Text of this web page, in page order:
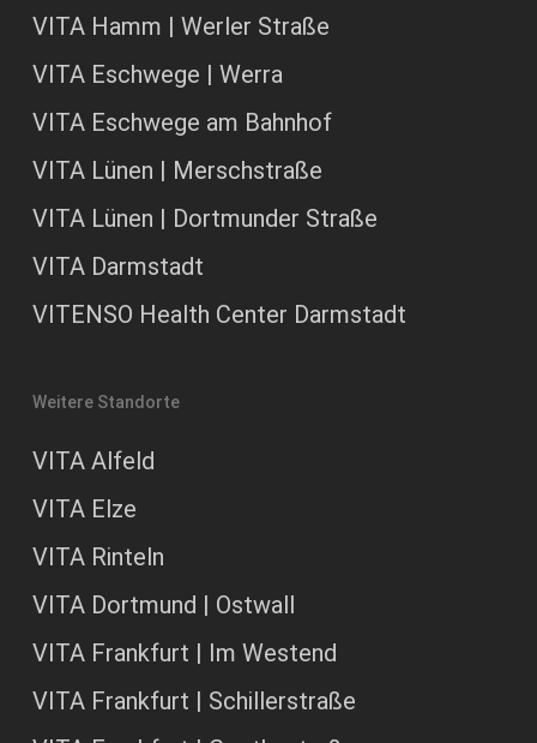
VITA Hamm | Werler Straße
VITA Eschwege | Werra
VITA Eschwege am Bahnhof
VITA Lünen | Merschstraße
VITA Lünen | Dortmunder Straße
VITA Darmstadt
VITENSO Health Center Darmstadt
Weitere Standorte
VITA Alfeld
VITA Elze
VITA Rinteln
VITA Dortmund | Ostwall
VITA Frankfurt | Im Westend
VITA Frankfurt | Schillerstraße